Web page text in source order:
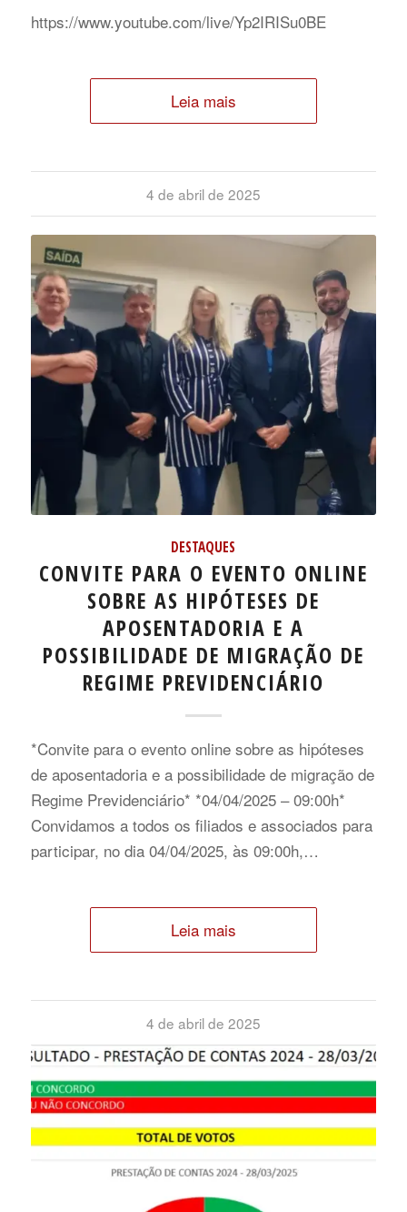
https://www.youtube.com/live/Yp2IRISu0BE
Leia mais
4 de abril de 2025
DESTAQUES
CONVITE PARA O EVENTO ONLINE
SOBRE AS HIPÓTESES DE
APOSENTADORIA E A
POSSIBILIDADE DE MIGRAÇÃO DE
REGIME PREVIDENCIÁRIO
*Convite para o evento online sobre as hipóteses
de aposentadoria e a possibilidade de migração de
Regime Previdenciário* *04/04/2025 – 09:00h*
Convidamos a todos os filiados e associados para
participar, no dia 04/04/2025, às 09:00h,…
Leia mais
4 de abril de 2025